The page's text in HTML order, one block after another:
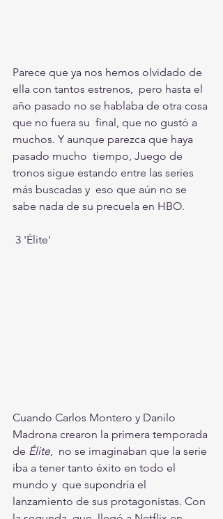
Parece que ya nos hemos olvidado de
ella con tantos estrenos,  pero hasta el
año pasado no se hablaba de otra cosa
que no fuera su  final, que no gustó a
muchos. Y aunque parezca que haya
pasado mucho  tiempo, Juego de
tronos sigue estando entre las series
más buscadas y  eso que aún no se
sabe nada de su precuela en HBO.
3 'Élite'
Cuando Carlos Montero y Danilo
Madrona crearon la primera temporada
de Élite,  no se imaginaban que la serie
iba a tener tanto éxito en todo el
mundo y  que supondría el
lanzamiento de sus protagonistas. Con